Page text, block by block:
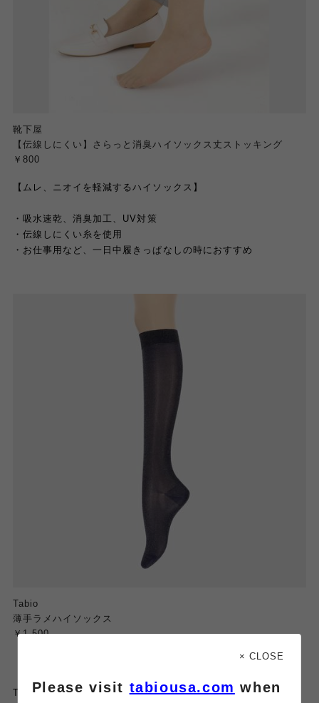
靴下屋
【伝線しにくい】さらっと消臭ハイソックス丈ストッキング
￥800
【ムレ、ニオイを軽減するハイソックス】
・吸水速乾、消臭加工、 UV対策
・伝線しにくい 糸を使用
・お仕事用など、一日中履きっぱなしの時におすすめ
Tabio
薄手ラメハイソックス
￥1,500
Tabio ブランド人気の高級薄手ラメソックス
× CLOSE
Please visit tabiousa.com when